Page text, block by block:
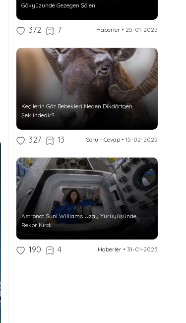
Gökyüzünde Gezegen Şöleni
372 7 Haberler• 25-01-2025
Keçilerin Göz Bebekleri Neden Dikdörtgen
Şeklindedir?
327 13 Soru - Cevap• 15-02-2025
Astronot Suni Williams Uzay Yürüyüşünde
Rekor Kırdı
190 4 Haberler• 31-01-2025